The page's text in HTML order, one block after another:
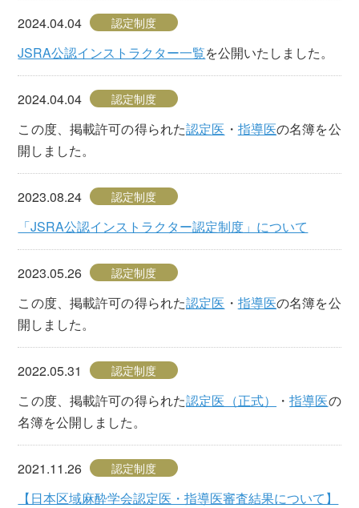
2024.04.04 認定制度
JSRA公認インストラクター一覧を公開いたしました。
2024.04.04 認定制度
この度、掲載許可の得られた認定医 ・ 指導医の名簿を公
開しました。
2023.08.24 認定制度
「JSRA公認インストラクター認定制度」について
2023.05.26 認定制度
この度、掲載許可の得られた認定医 ・ 指導医の名簿を公
開しました。
2022.05.31 認定制度
この度、掲載許可の得られた認定医（正式） ・指導医の
名簿を公開しました。
2021.11.26 認定制度
【日本区域麻酔学会認定医・指導医審査結果について】